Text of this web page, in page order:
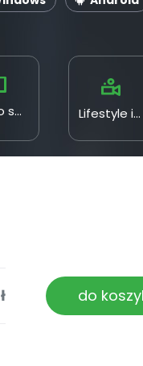
Presso sp. z o. o. Lifestyle i kultura